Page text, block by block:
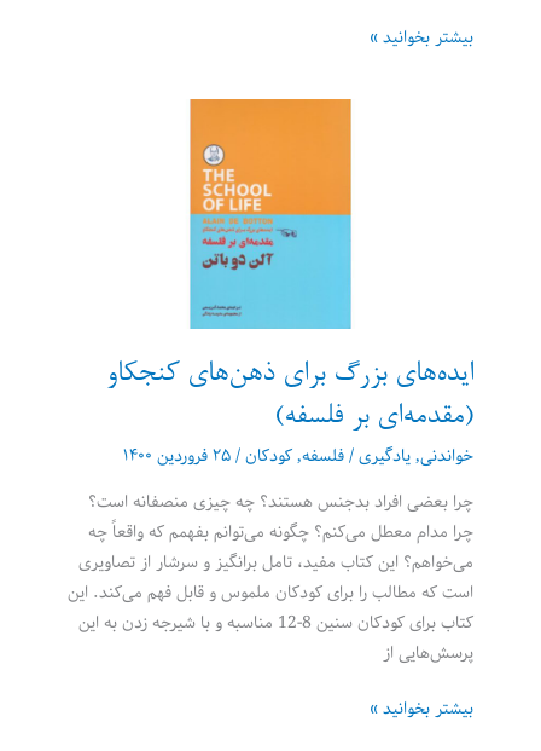
3
بیشتر بخوانید »
اید‌ه‌های بزرگ برای ذهن‌های کنجکاو
(مقدمه‌ای بر فلسفه)
خواندنی,یادگیری/فلسفه,کودکان/۲۵ فروردین ۱۴۰۰
چرا بعضی افراد بدجنس هستند؟ چه چیزی منصفانه است؟
چرا مدام معطل می‌کنم؟ چگونه می‌توانم بفهمم که واقعاً چه
می‌خواهم؟ این کتاب مفید، تامل برانگیز و سرشار از تصاویری
است که مطالب را برای کودکان ملموس و قابل فهم می‌کند. این
کتاب برای کودکان سنین 8-12 مناسبه و با شیرجه زدن به این
پرسش‌هایی از
اید‌ه‌های
بیشتر بخوانید »